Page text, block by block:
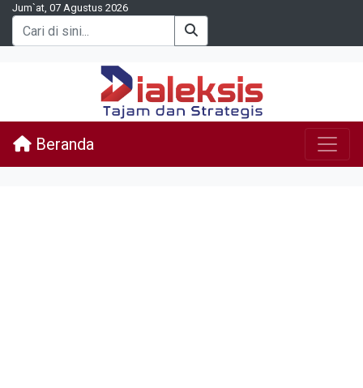
Jum`at, 07 Agustus 2026
Beranda